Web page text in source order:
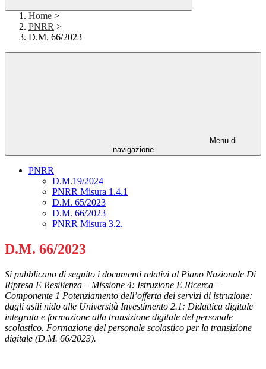
Home >
PNRR >
D.M. 66/2023
Menu di
navigazione
PNRR
D.M.19/2024
PNRR Misura 1.4.1
D.M. 65/2023
D.M. 66/2023
PNRR Misura 3.2.
D.M. 66/2023
Si pubblicano di seguito i documenti relativi al Piano Nazionale Di
Ripresa E Resilienza – Missione 4: Istruzione E Ricerca –
Componente 1 Potenziamento dell’offerta dei servizi di istruzione:
dagli asili nido alle Università Investimento 2.1: Didattica digitale
integrata e formazione alla transizione digitale del personale
scolastico. Formazione del personale scolastico per la transizione
digitale (D.M. 66/2023).